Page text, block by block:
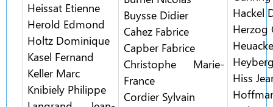
Heissat Etienne
Herold Edmond
Holtz Dominique
Kasel Fernand
Keller Marc
Knibiely Philippe
Buysse Didier
Cahez Fabrice
Capber Fabrice
Christophe Marie-
France
Cordier Sylvain
Hackel
Herzog
Hiss